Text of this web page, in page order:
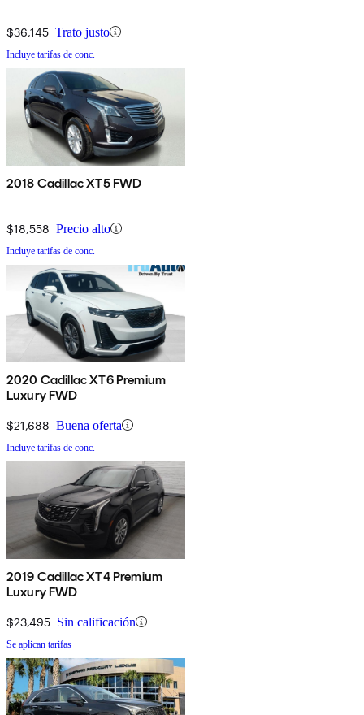
$36,145 Trato justo
Incluye tarifas de conc.
2018 Cadillac XT5 FWD
$18,558 Precio alto
Incluye tarifas de conc.
2020 Cadillac XT6 Premium
Luxury FWD
$21,688 Buena oferta
Incluye tarifas de conc.
2019 Cadillac XT4 Premium
Luxury FWD
$23,495 Sin calificación
Se aplican tarifas